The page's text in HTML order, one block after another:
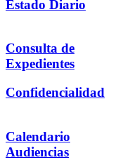
Estado Diario
Consulta de
Expedientes
Confidencialidad
Calendario
Audiencias